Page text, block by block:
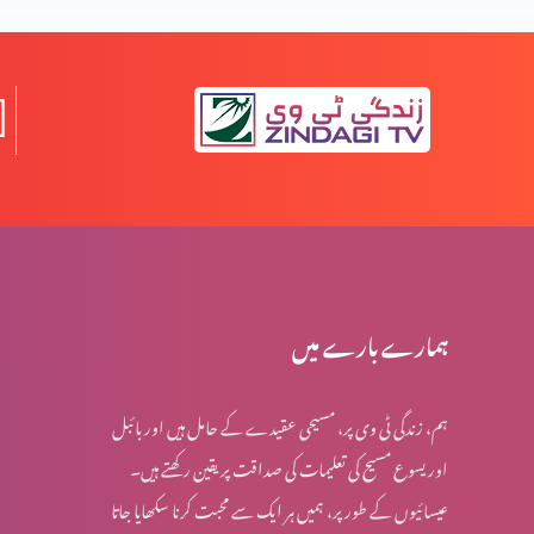
خدا سب سے زیادہ کس نبی سے ہم کلام ہوا؟
عیدِ مولودِ منجی العالمین
مصِر میں بنی اسرائیل پر ظلم و سِتم کے اسباب
حضرت یعقوب کے آخری ایام میں پیشنگوئی کی باتیں
ہمارے بارے میں
ہم، زندگی ٹی وی پر، مسیحی عقیدے کے حامل ہیں اور بائبل
اور یسوع مسیح کی تعلیمات کی صداقت پر یقین رکھتے ہیں۔
عیسائیوں کے طور پر، ہمیں ہر ایک سے محبت کرنا سکھایا جاتا